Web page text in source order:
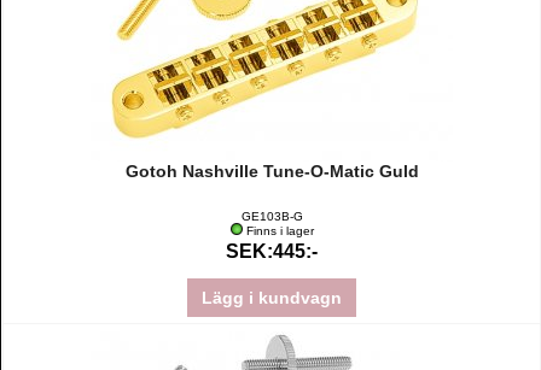
Gotoh Nashville Tune-O-Matic Guld
GE103B-G
Finns i lager
SEK:445:-
Lägg i kundvagn